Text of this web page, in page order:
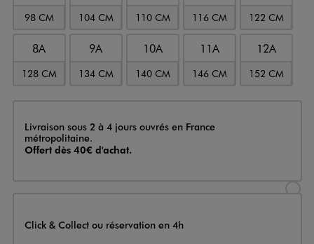
98 CM 104 CM 110 CM 116 CM 122 CM
8A
128 CM
9A
134 CM
10A
140 CM
11A
146 CM
12A
152 CM
Livraison
Livraison sous 2 à 4 jours ouvrés en France
métropolitaine.
Offert dès 40€ d'achat.
Click & Collect ou réservation en 4h